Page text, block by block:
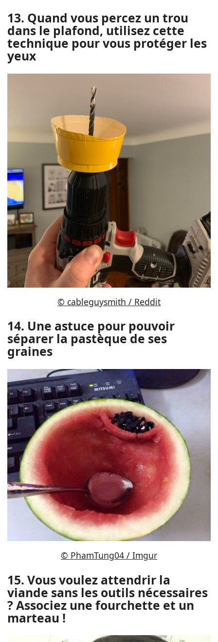
13. Quand vous percez un trou
dans le plafond, utilisez cette
technique pour vous protéger les
yeux
© cableguysmith / Reddit
14. Une astuce pour pouvoir
séparer la pastèque de ses
graines
© PhamTung04 / Imgur
15. Vous voulez attendrir la
viande sans les outils nécessaires
? Associez une fourchette et un
marteau !